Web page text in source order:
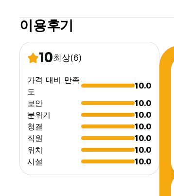
이용후기
10최상(6)
가격 대비 만족
도
10.0
보안
10.0
분위기
10.0
청결
10.0
직원
10.0
위치
10.0
시설
10.0